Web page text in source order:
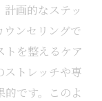
画的なステッ
ウンセリングで
トを整えるケア
ストレッチや専
です。このよ